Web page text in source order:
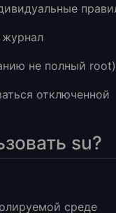
журнал
не полный root)
отключенной
su?
среде